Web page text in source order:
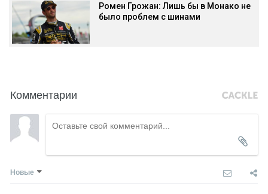
Ромен Грожан: Лишь бы в Монако не
было проблем с шинами
Комментарии
Новые